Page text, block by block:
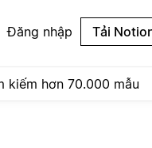
Đăng nhập Tải